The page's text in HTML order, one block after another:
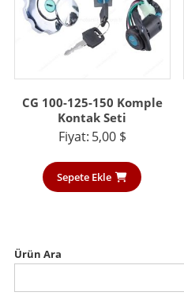
CG 100-125-150 Komple
Kontak Seti
Fiyat: 5,00 $
Sepete Ekle
Ürün Ara